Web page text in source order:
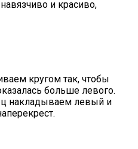
и красиво,
кругом так, чтобы
больше левого.
накладываем левый и